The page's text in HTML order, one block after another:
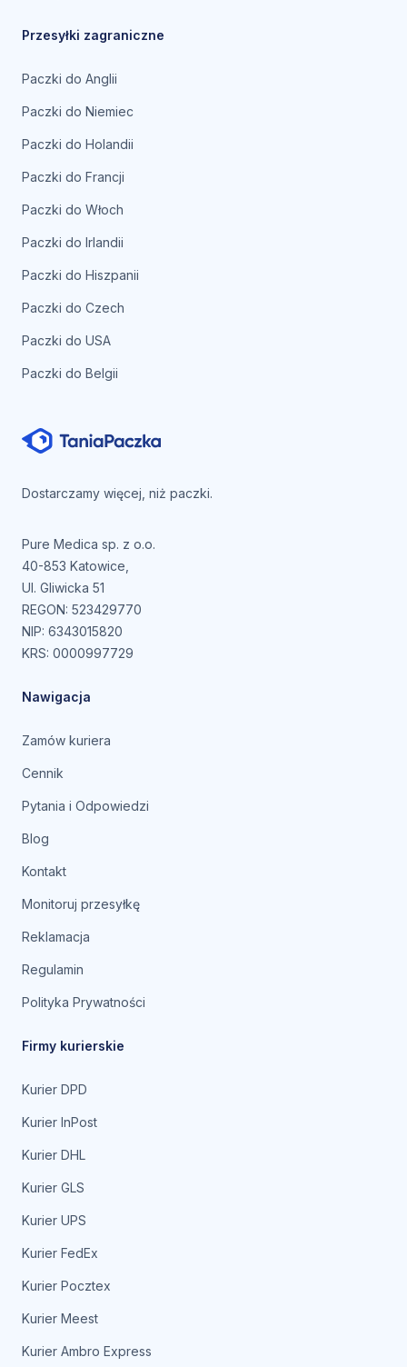
Przesyłki zagraniczne
Paczki do Anglii
Paczki do Niemiec
Paczki do Holandii
Paczki do Francji
Paczki do Włoch
Paczki do Irlandii
Paczki do Hiszpanii
Paczki do Czech
Paczki do USA
Paczki do Belgii
Dostarczamy więcej, niż paczki.
Pure Medica sp. z o.o.
40-853 Katowice,
Ul. Gliwicka 51
REGON: 523429770
NIP: 6343015820
KRS: 0000997729
Nawigacja
Zamów kuriera
Cennik
Pytania i Odpowiedzi
Blog
Kontakt
Monitoruj przesyłkę
Reklamacja
Regulamin
Polityka Prywatności
Firmy kurierskie
Kurier DPD
Kurier InPost
Kurier DHL
Kurier GLS
Kurier UPS
Kurier FedEx
Kurier Pocztex
Kurier Meest
Kurier Ambro Express